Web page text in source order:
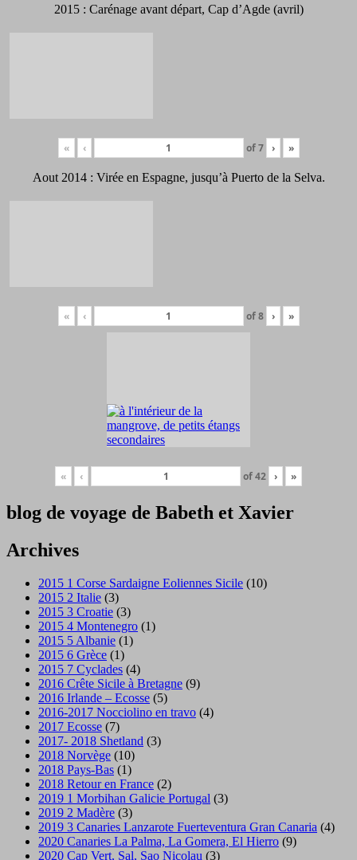
2015 : Carénage avant départ, Cap d’Agde (avril)
« ‹ of7 › »
Aout 2014 : Virée en Espagne, jusqu’à Puerto de la Selva.
« ‹ of8 › »
« ‹ of42 › »
blog de voyage de Babeth et Xavier
Archives
2015 1 Corse Sardaigne Eoliennes Sicile (10)
2015 2 Italie (3)
2015 3 Croatie (3)
2015 4 Montenegro (1)
2015 5 Albanie (1)
2015 6 Grèce (1)
2015 7 Cyclades (4)
2016 Crête Sicile à Bretagne (9)
2016 Irlande – Ecosse (5)
2016-2017 Nocciolino en travo (4)
2017 Ecosse (7)
2017- 2018 Shetland (3)
2018 Norvège (10)
2018 Pays-Bas (1)
2018 Retour en France (2)
2019 1 Morbihan Galicie Portugal (3)
2019 2 Madère (3)
2019 3 Canaries Lanzarote Fuerteventura Gran Canaria (4)
2020 Canaries La Palma, La Gomera, El Hierro (9)
2020 Cap Vert, Sal, Sao Nicolau (3)